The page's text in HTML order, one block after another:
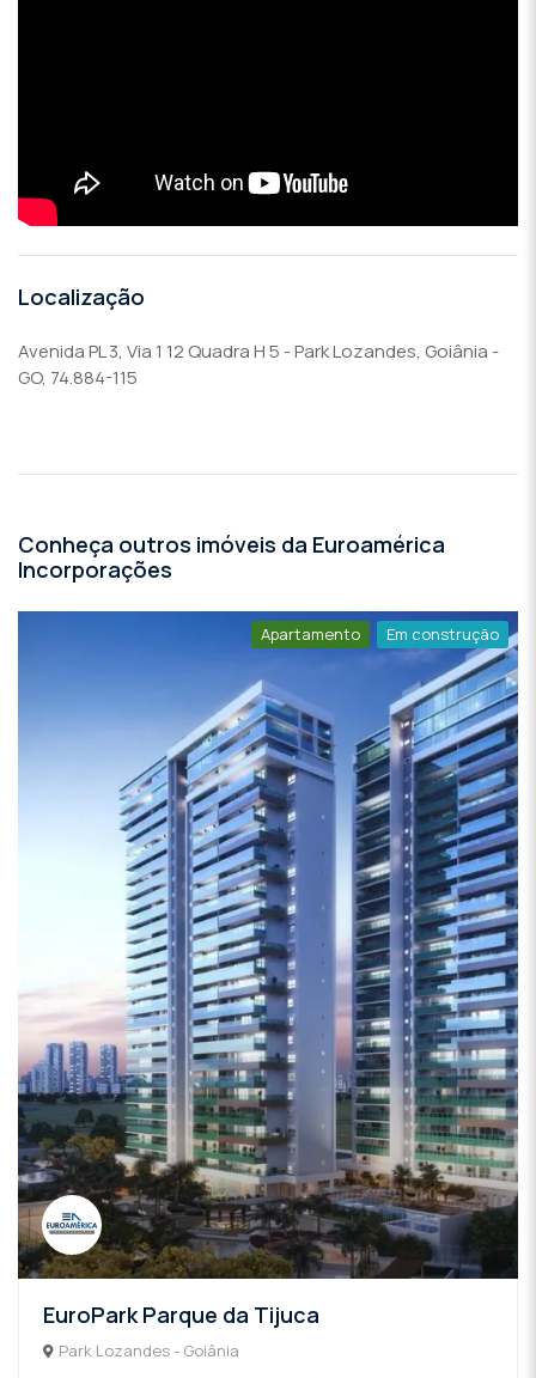
Localização
Avenida PL 3, Via 1 12 Quadra H 5 - Park Lozandes, Goiânia -
GO, 74.884-115
Conheça outros imóveis da Euroamérica
Incorporações
Apartamento Em construção
EuroPark Parque da Tijuca
Park Lozandes - Goiânia